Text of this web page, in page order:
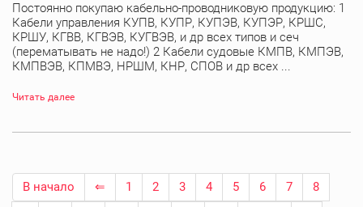
Постоянно покупаю кабельно-проводниковую продукцию: 1
Кабели управления КУПВ, КУПР, КУПЭВ, КУПЭР, КРШС,
КРШУ, КГВВ, КГВЭВ, КУГВЭВ, и др всех типов и сеч
(перематывать не надо!) 2 Кабели судовые КМПВ, КМПЭВ,
КМПВЭВ, КПМВЭ, НРШМ, КНР, СПОВ и др всех ...
Читать далее
В начало ⇐ 1 2 3 4 5 6 7
8